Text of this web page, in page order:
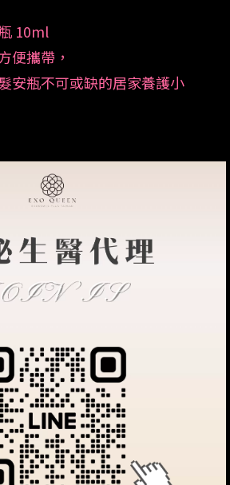
10ml
便攜帶，
安瓶不可或缺的居家養護小